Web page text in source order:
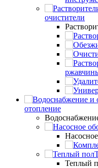
очистители
отопление
Теплый